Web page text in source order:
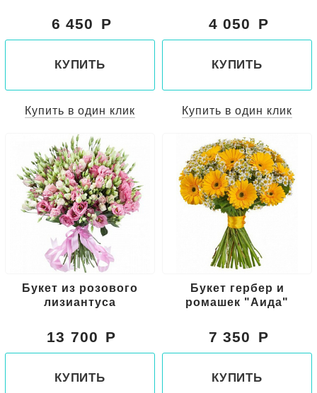
6 450
КУПИТЬ
Купить в один клик
4 050
КУПИТЬ
Купить в один клик
Букет из розового
лизиантуса
13 700
КУПИТЬ
Букет гербер и
ромашек "Аида"
7 350
КУПИТЬ